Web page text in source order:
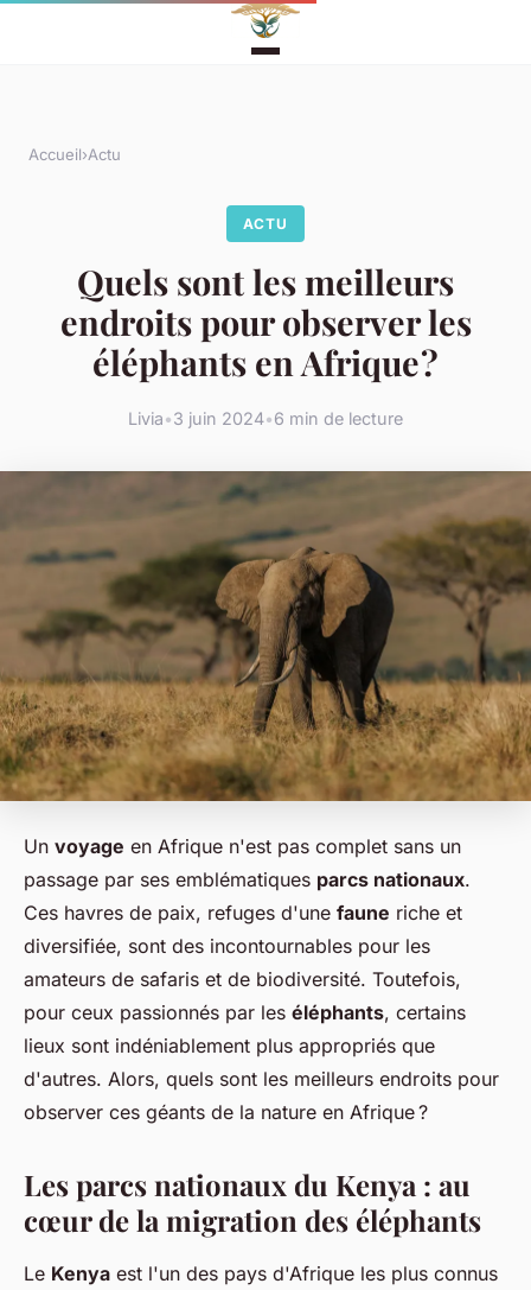
Accueil›Actu
ACTU
Quels sont les meilleurs
endroits pour observer les
éléphants en Afrique ?
Livia•3 juin 2024•6 min de lecture
Un voyage en Afrique n'est pas complet sans un
passage par ses emblématiques parcs nationaux.
Ces havres de paix, refuges d'une faune riche et
diversifiée, sont des incontournables pour les
amateurs de safaris et de biodiversité. Toutefois,
pour ceux passionnés par les éléphants, certains
lieux sont indéniablement plus appropriés que
d'autres. Alors, quels sont les meilleurs endroits pour
observer ces géants de la nature en Afrique ?
Les parcs nationaux du Kenya : au
cœur de la migration des éléphants
Le Kenya est l'un des pays d'Afrique les plus connus